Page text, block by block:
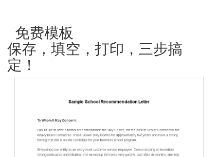
免费模板
保存，填空，打印，三步搞
定！